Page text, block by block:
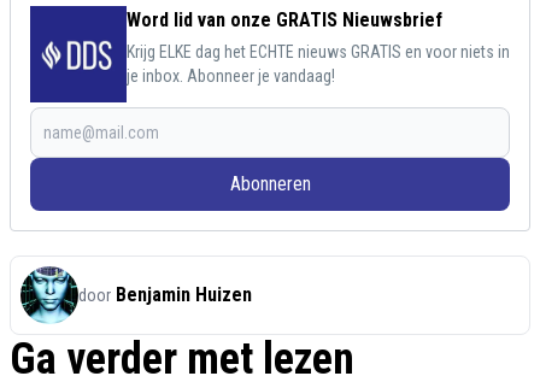
Word lid van onze GRATIS Nieuwsbrief
Krijg ELKE dag het ECHTE nieuws GRATIS en voor niets in
je inbox. Abonneer je vandaag!
Abonneren
door Benjamin Huizen
Ga verder met lezen